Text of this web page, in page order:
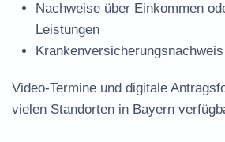
Nachweise über Einkommen
Leistungen
Krankenversicherungsnachweis
Video-Termine und digitale
vielen Standorten in Bayern